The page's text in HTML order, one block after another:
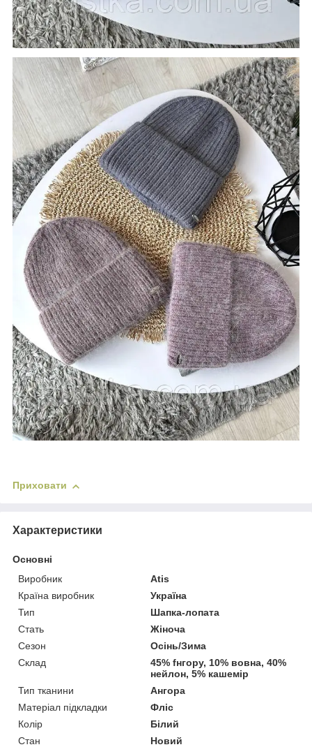
Приховати
Характеристики
Основні
Виробник
Atis
Країна виробник
Україна
Тип
Шапка-лопата
Стать
Жіноча
Сезон
Осінь/Зима
Склад
45% fнгору, 10% вовна, 40%
нейлон, 5% кашемір
Тип тканини
Ангора
Матеріал підкладки
Фліс
Колір
Білий
Стан
Новий